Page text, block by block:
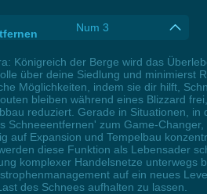
Num 3
Königreich der Berge wird das
über deine Siedlung und minimierst
Möglichkeiten, indem sie dir hilft,
bleiben während eines Blizzard
reduziert. Gerade in Situationen,
Schneeentfernen' zum Game-
auf Expansion und Tempelbau
diese Funktion als Lebensader
komplexer Handelsnetze unterwegs
auf ein neues
des Schnees aufhalten zu lassen.